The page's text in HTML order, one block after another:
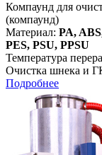
Компаунд для
(компаунд)
Материал: PA,
PES, PSU, PPSU
Температура
Очистка шнека и
Подробнее